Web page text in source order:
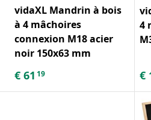
vidaXL Mandrin à bois
à 4 mâchoires
connexion M18 acier
noir 150x63 mm
€ 61 19
4
€